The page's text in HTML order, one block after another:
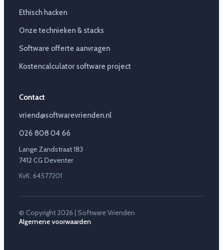
Ethisch hacken
Onze technieken & stacks
Software offerte aanvragen
Kostencalculator software project
Contact
vriend@softwarevrienden.nl
026 808 04 66
Lange Zandstraat 183
7412 CG Deventer
KvK: 64577201
© Copyright 2026 | Software Vrienden
Algemene voorwaarden